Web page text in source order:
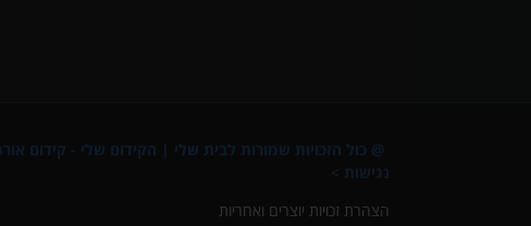
@ כול הזכויות שמורות לבית שלי | הקידום שלי - קידום
נגישות >
הצהרת זכויות יוצרים ואחריות